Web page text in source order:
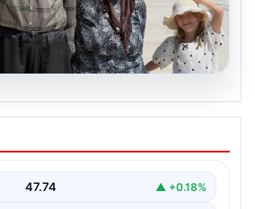
34 yıl sonra çocuk
ailesi için açıklama
47.74 ▲ +0.18%